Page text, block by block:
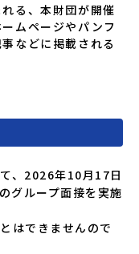
る、本財団が開催
ムページやパンフ
などに掲載される
、 2026年10月17日
グループ面接を実施
はできませんので